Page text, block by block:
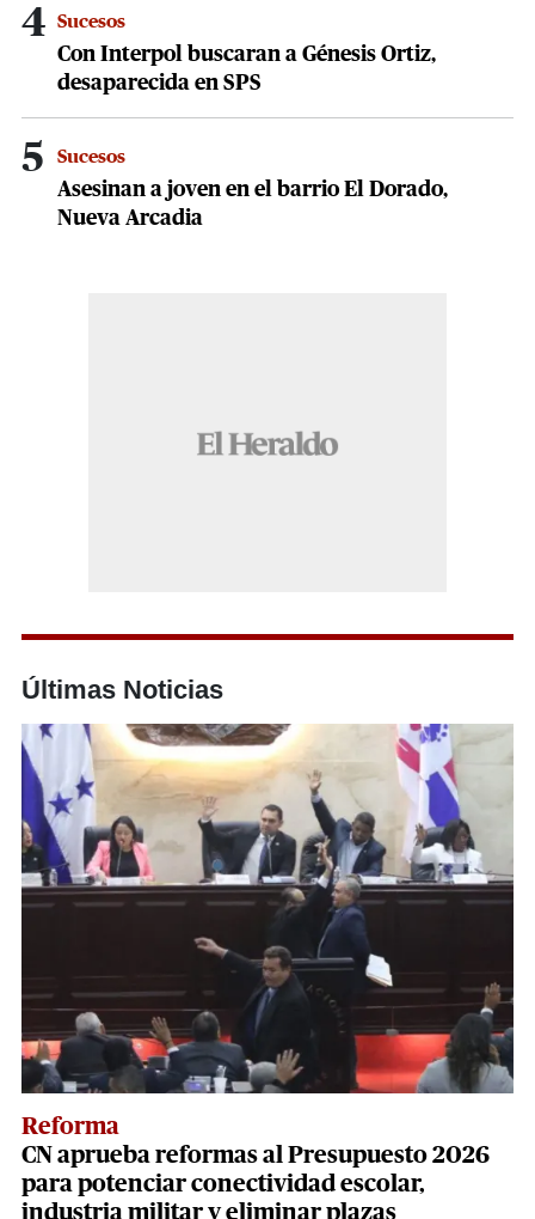
4 Sucesos
Con Interpol buscaran a Génesis Ortiz,
desaparecida en SPS
5 Sucesos
Asesinan a joven en el barrio El Dorado,
Nueva Arcadia
Últimas Noticias
Reforma
CN aprueba reformas al Presupuesto 2026
para potenciar conectividad escolar,
industria militar y eliminar plazas